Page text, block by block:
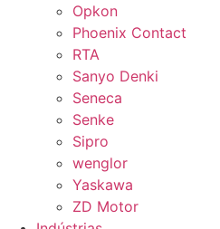
Opkon
Phoenix Contact
RTA
Sanyo Denki
Seneca
Senke
Sipro
wenglor
Yaskawa
ZD Motor